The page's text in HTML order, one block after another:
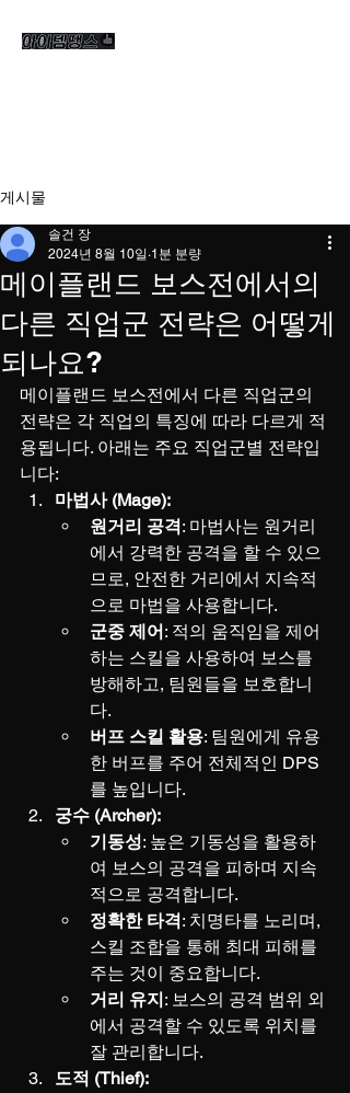
게시물
메이플랜드 보스전에서의
다른 직업군 전략은 어떻게
되나요?
솔건 장
2024년 8월 10일 1분 분량
메이플랜드 보스전에서 다른 직업군의
전략은 각 직업의 특징에 따라 다르게 적
용됩니다. 아래는 주요 직업군별 전략입
니다:
마법사 (Mage):
원거리 공격: 마법사는 원거리
에서 강력한 공격을 할 수 있으
므로, 안전한 거리에서 지속적
으로 마법을 사용합니다.
군중 제어: 적의 움직임을 제어
하는 스킬을 사용하여 보스를
방해하고, 팀원들을 보호합니
다.
버프 스킬 활용: 팀원에게 유용
한 버프를 주어 전체적인 DPS
를 높입니다.
궁수 (Archer):
기동성: 높은 기동성을 활용하
여 보스의 공격을 피하며 지속
적으로 공격합니다.
정확한 타격: 치명타를 노리며,
스킬 조합을 통해 최대 피해를
주는 것이 중요합니다.
거리 유지: 보스의 공격 범위 외
에서 공격할 수 있도록 위치를
잘 관리합니다.
도적 (Thief):